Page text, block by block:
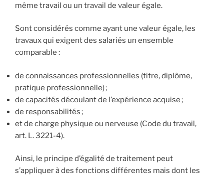
même travail ou un travail de valeur égale.
Sont considérés comme ayant une valeur égale, les
travaux qui exigent des salariés un ensemble
comparable :
de connaissances professionnelles (titre, diplôme,
pratique professionnelle) ;
de capacités découlant de l’expérience acquise ;
de responsabilités ;
et de charge physique ou nerveuse (Code du travail,
art. L. 3221-4).
Ainsi, le principe d’égalité de traitement peut
s’appliquer à des fonctions différentes mais dont les